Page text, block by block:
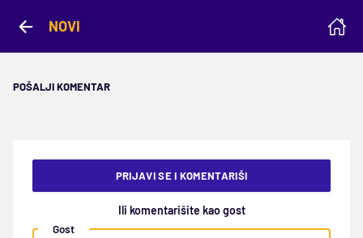
NOVI
POŠALJI KOMENTAR
PRIJAVI SE I KOMENTARIŠI
Ili komentarišite kao gost
Gost